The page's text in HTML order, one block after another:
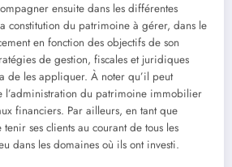
ensuite dans les différentes
constitution du patrimoine à gérer, dans le
en fonction des objectifs de son
de gestion, fiscales et juridiques
de les appliquer. À noter qu’il peut
l’administration du patrimoine immobilier
financiers. Par ailleurs, en tant que
ses clients au courant de tous les
dans les domaines où ils ont investi.